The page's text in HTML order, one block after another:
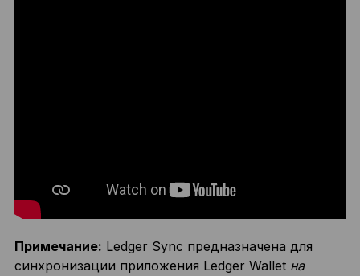
Примечание: Ledger Sync предназначена для
синхронизации приложения Ledger Walletна